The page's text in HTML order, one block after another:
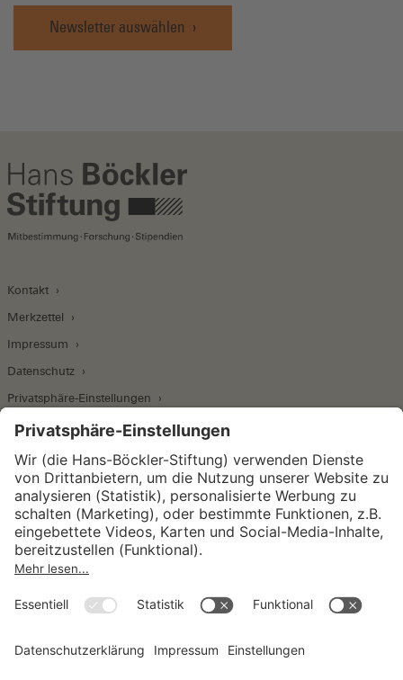
Newsletter auswählen
Kontakt
Merkzettel
Impressum
Datenschutz
Privatsphäre-Einstellungen
Wirtschafts- und Sozialwissenschaftliches Institut
Institut für Makroökonomie und
Konjunkturforschung
Unternehmensführung